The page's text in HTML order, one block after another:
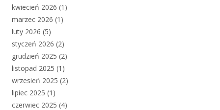
kwiecień 2026 (1)
marzec 2026 (1)
luty 2026 (5)
styczeń 2026 (2)
grudzień 2025 (2)
listopad 2025 (1)
wrzesień 2025 (2)
lipiec 2025 (1)
czerwiec 2025 (4)